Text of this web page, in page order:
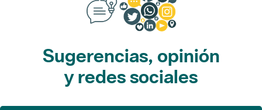
Sugerencias, opinión
y redes sociales